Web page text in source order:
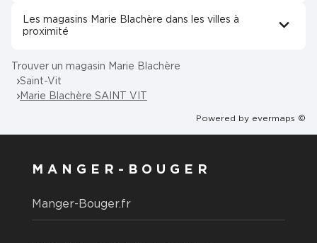
Les magasins Marie Blachère dans les villes à
proximité
Trouver un magasin Marie Blachère
Saint-Vit
Marie Blachère SAINT VIT
Powered by evermaps ©
MANGER-BOUGER
Manger-Bouger.fr